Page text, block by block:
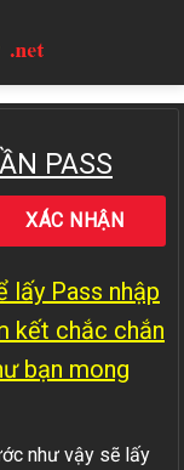
PASS
lấy Pass nhập
kết chắc chắn
bạn mong
như vậy sẽ lấy